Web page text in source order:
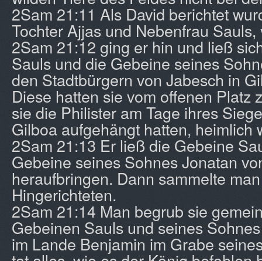
2Sam 21:11 Als David berichtet
Tochter Ajjas und Nebenfrau
2Sam 21:12 ging er hin und ließ
Sauls und die Gebeine seines
den Stadtbürgern von Jabesch in
Diese hatten sie vom offenen Platz
sie die Philister am Tage ihres
Gilboa aufgehängt hatten, heimlich
2Sam 21:13 Er ließ die Gebeine
Gebeine seines Sohnes Jonatan
heraufbringen. Dann sammelte
Hingerichteten.
2Sam 21:14 Man begrub sie
Gebeinen Sauls und seines
im Lande Benjamin im Grabe